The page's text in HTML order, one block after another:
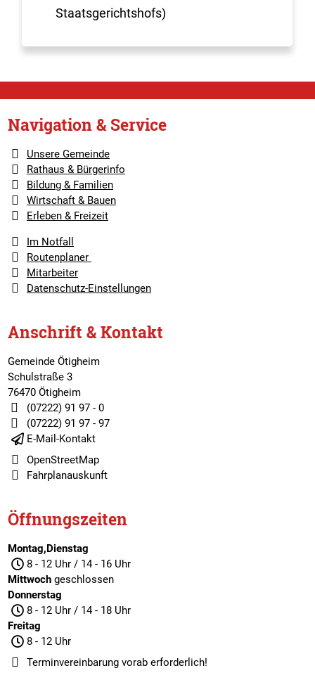
Staatsgerichtshofs)
Navigation & Service
Unsere Gemeinde
Rathaus & Bürgerinfo
Bildung & Familien
Wirtschaft & Bauen
Erleben & Freizeit
Im Notfall
Routenplaner
Mitarbeiter
Datenschutz-Einstellungen
Anschrift & Kontakt
Gemeinde Ötigheim
Schulstraße 3
76470 Ötigheim
(07222) 91 97 - 0
(07222) 91 97 - 97
E-Mail-Kontakt
OpenStreetMap
Fahrplanauskunft
Öffnungszeiten
Montag,Dienstag
8 - 12 Uhr / 14 - 16 Uhr
Mittwochgeschlossen
Donnerstag
8 - 12 Uhr / 14 - 18 Uhr
Freitag
8 - 12 Uhr
Terminvereinbarungvorab erforderlich!